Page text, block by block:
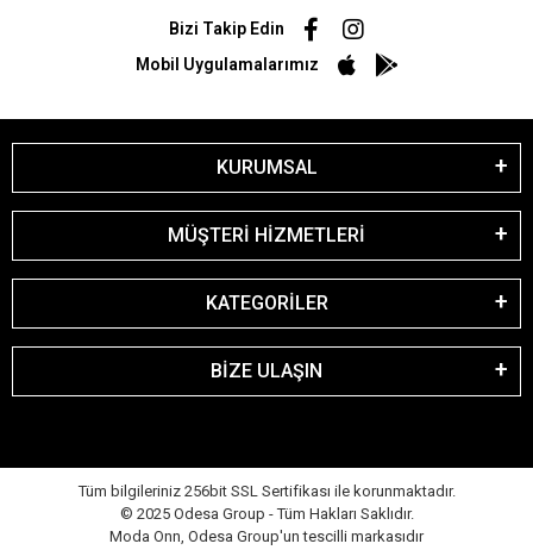
Bizi Takip Edin
Mobil Uygulamalarımız
KURUMSAL
MÜŞTERİ HİZMETLERİ
KATEGORİLER
BİZE ULAŞIN
Tüm bilgileriniz 256bit SSL Sertifikası ile korunmaktadır.
© 2025 Odesa Group - Tüm Hakları Saklıdır.
Moda Onn, Odesa Group'un tescilli markasıdır